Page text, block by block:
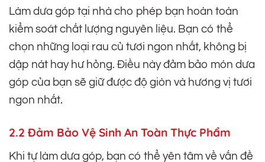
Làm dưa góp tại nhà cho phép bạn hoàn toàn
kiểm soát chất lượng nguyên liệu. Bạn có thể
chọn những loại rau củ tươi ngon nhất, không bị
dập nát hay hư hỏng. Điều này đảm bảo món dưa
góp của bạn sẽ giữ được độ giòn và hương vị tươi
ngon nhất.
2.2 Đảm Bảo Vệ Sinh An Toàn Thực Phẩm
Khi tự làm dưa góp, bạn có thể yên tâm về vấn đề